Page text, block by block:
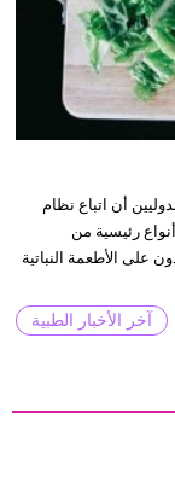
أن اتباع نظام
رئيسية من
على الأطعمة النباتية
آخر الأخبار الطبية